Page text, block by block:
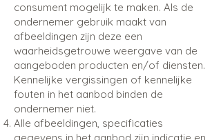
consument mogelijk te maken. Als de
ondernemer gebruik maakt van
afbeeldingen zijn deze een
waarheidsgetrouwe weergave van de
aangeboden producten en/of diensten.
Kennelijke vergissingen of kennelijke
fouten in het aanbod binden de
ondernemer niet.
Alle afbeeldingen, specificaties